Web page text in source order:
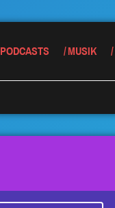
PODCASTS MUSIK